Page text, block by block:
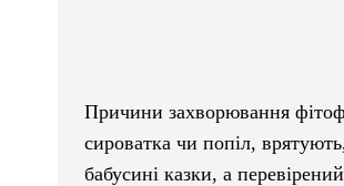
Причини захворювання
сироватка чи попіл,
бабусині казки, а